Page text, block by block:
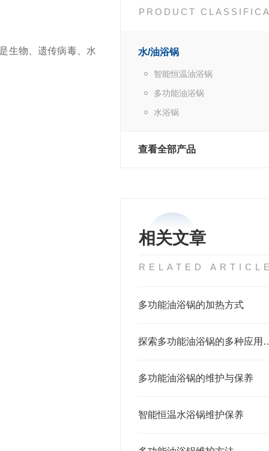
PRODUCT
水/油浴锅
智能恒温油浴锅
多功能油浴锅
水浴锅
查看全部产品
相关文章
RELATED
多功能油浴锅的加热方式
探索多功能油浴
多功能油浴锅的维护与保养
智能恒温水浴锅维护保养
生物、遗传病毒、水